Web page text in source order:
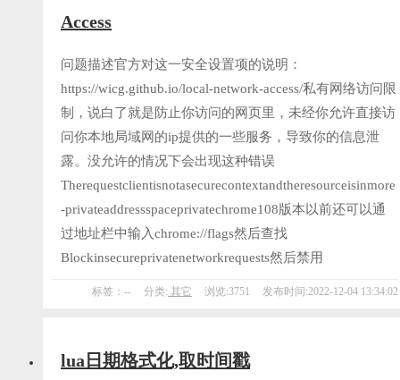
Access
问题描述官方对这一安全设置项的说明：
https://wicg.github.io/local-network-access/私有网络访问限
制，说白了就是防止你访问的网页里，未经你允许直接访
问你本地局域网的ip提供的一些服务，导致你的信息泄
露。没允许的情况下会出现这种错误
Therequestclientisnotasecurecontextandtheresourceisinmore
-privateaddressspaceprivatechrome108版本以前还可以通
过地址栏中输入chrome://flags然后查找
Blockinsecureprivatenetworkrequests然后禁用
标签：-- 分类: 其它 浏览:3751 发布时间:2022-12-04 13:34:02
lua日期格式化,取时间戳